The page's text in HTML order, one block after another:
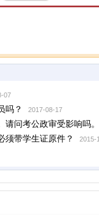
07
吗？ 2017-08-17
请问考公政审受影响吗
须带学生证原件？
2015-